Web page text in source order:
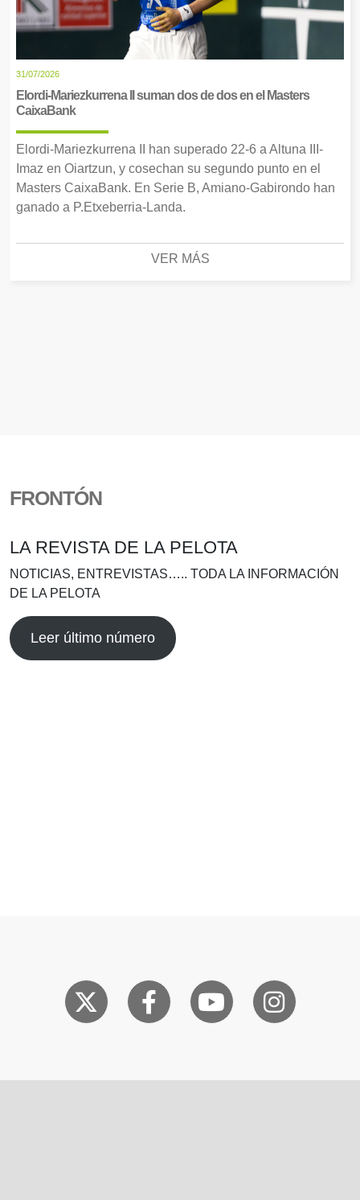
31/07/2026
Elordi-Mariezkurrena II suman dos de dos en el Masters
CaixaBank
Elordi-Mariezkurrena II han superado 22-6 a Altuna III-
Imaz en Oiartzun, y cosechan su segundo punto en el
Masters CaixaBank. En Serie B, Amiano-Gabirondo han
ganado a P.Etxeberria-Landa.
VER MÁS
FRONTÓN
LA REVISTA DE LA PELOTA
NOTICIAS, ENTREVISTAS….. TODA LA INFORMACIÓN
DE LA PELOTA
Leer último número